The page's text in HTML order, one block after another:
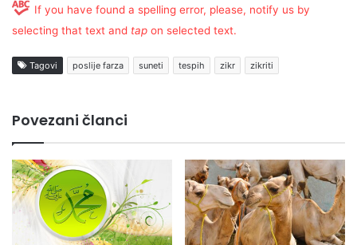
If you have found a spelling error, please, notify us by
selecting that text and tap on selected text.
Tagovi poslije farza suneti tespih zikr zikriti
Povezani članci